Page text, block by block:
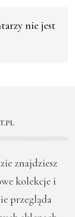
nie jest
znajdziesz
kolekcje i
przegląda